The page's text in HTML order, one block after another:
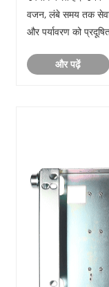
वजन, लंबे समय तक
और पर्यावरण को
और पढ़ें